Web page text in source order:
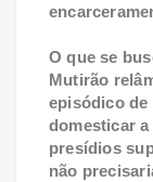
O que se
Mutirão
episódico de
domesticar
presídios
não